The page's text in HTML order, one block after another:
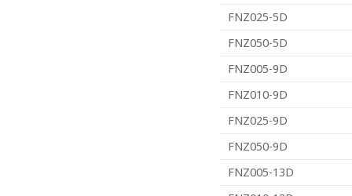
FNZ025-5D
FNZ050-5D
FNZ005-9D
FNZ010-9D
FNZ025-9D
FNZ050-9D
FNZ005-13D